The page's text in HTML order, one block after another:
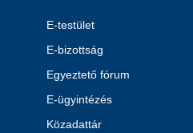
E-testület
E-bizottság
Egyeztető fórum
E-ügyintézés
Közadattár